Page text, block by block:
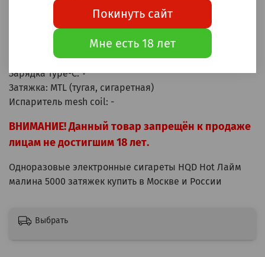
Аккумулятор: 550мАч
Крепость: 20мг (2%)
Зарядка Type-C: +
Затяжка: MTL (тугая, сигаретная)
Испаритель mesh coil: -
ВНИМАНИЕ! Данный товар запрещён к продаже
лицам не достигшим 18 лет.
Одноразовые электронные сигареты HQD Hot Лайм
малина 5000 затяжек купить в Москве и России
Выбрать
Покинуть сайт
Мне есть 18 лет